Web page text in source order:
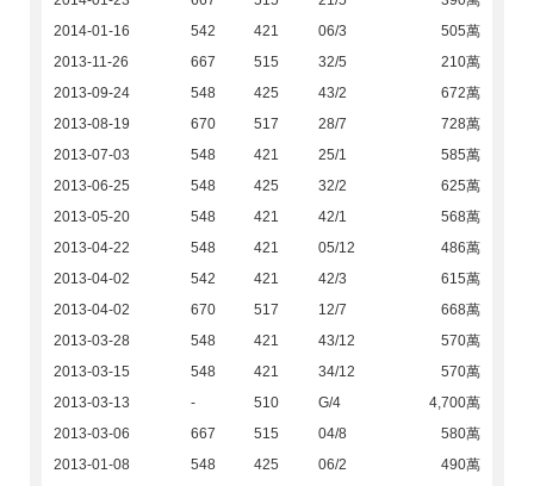
2014-01-16
542 421 06/3
505萬
2013-11-26
667 515 32/5
210萬
2013-09-24
548 425 43/2
672萬
2013-08-19
670 517 28/7
728萬
2013-07-03
548 421 25/1
585萬
2013-06-25
548 425 32/2
625萬
2013-05-20
548 421 42/1
568萬
2013-04-22
548 421 05/12
486萬
2013-04-02
542 421 42/3
615萬
2013-04-02
670 517 12/7
668萬
2013-03-28
548 421 43/12
570萬
2013-03-15
548 421 34/12
570萬
2013-03-13
- 510 G/4
4,700萬
2013-03-06
667 515 04/8
580萬
2013-01-08
548 425 06/2
490萬